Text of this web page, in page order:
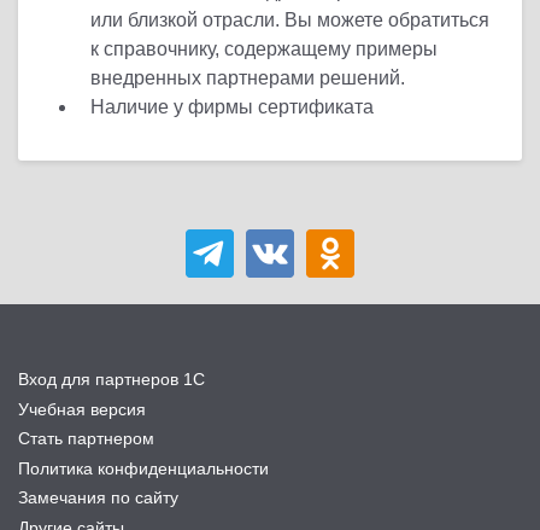
или близкой отрасли. Вы можете обратиться
к справочнику, содержащему примеры
внедренных партнерами решений.
Наличие у фирмы сертификата
Вход для партнеров 1С
Учебная версия
Стать партнером
Политика конфиденциальности
Замечания по сайту